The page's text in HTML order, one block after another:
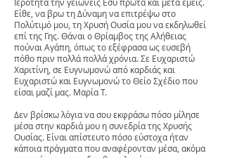
Είθε, να βρω τη Δύναμη να επιτρέψω στο
Πολύτιμό μου, τη Χρυσή Ουσία μου να εκδηλωθεί
επί της Γης. Θάναι ο Θρίαμβος της Αλήθειας
πούναι Αγάπη, όπως το εξέφρασα ως ευσεβή
πόθο πριν πολλά πολλά χρόνια. Σε Ευχαριστώ
Χαριτίνη, σε Ευγνωμονώ από καρδιάς και
Ευχαριστώ και Ευγνωμονώ το Θείο Σχέδιο που
είσαι μαζί μας. Μαρία Τ.
Δεν βρίσκω λόγια να σου εκφράσω πόσο μίλησε
μέσα στην καρδιά μου η συνεδρία της Χρυσής
Ουσίας. Είναι απίστευτο πόσο εύστοχα ήταν
κάποια πράγματα που αναφέρονταν μέσα, ακόμα